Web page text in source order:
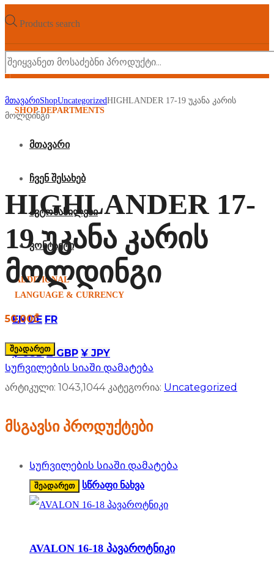
Products search
SHOP DEPARTMENTS
მთავარი
ჩვენ შესახებ
ავტონაწილები
კონტაქტი
ADDITIONAL
LANGUAGE & CURRENCY
EN DE FR
$ USD £ GBP ¥ JPY
მთავარიShopUncategorizedHIGHLANDER 17-19 უკანა კარის
მოლდინგი
HIGHLANDER 17-
19 უკანა კარის
მოლდინგი
50,00₾
შეადარეთ
Სურვილების სიაში დამატება
არტიკული: 1043,1044 კატეგორია: Uncategorized
მსგავსი პროდუქტები
Სურვილების სიაში დამატება
შეადარეთ სწრაფი ნახვა
AVALON 16-18 პავაროტნიკი